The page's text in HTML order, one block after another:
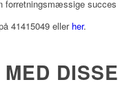
41415049 eller her.